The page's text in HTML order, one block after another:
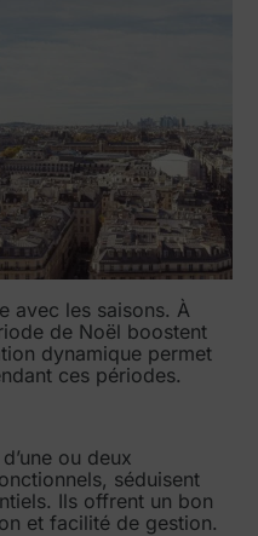
avec les saisons. À
de Noël boostent
dynamique permet
ces périodes.
ou deux
séduisent
Ils offrent un bon
et facilité de gestion.